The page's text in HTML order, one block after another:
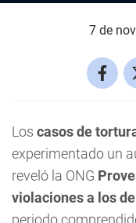
7 de
Los casos de
experimentado un
reveló la ONG
violaciones a los
periodo